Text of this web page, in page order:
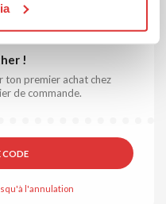
!
ton premier achat chez
de commande.
CODE
l'annulation